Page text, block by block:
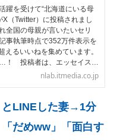
躍を受けて“北海道にいる母
X（Twitter）に投稿されまし
全国の母親が言いたいセリ
事執筆時点で352万件表示を
えるいいねを集めています。
！ 投稿者は、エッセイス…
nlab.itmedia.co.jp
とLINEした妻→1分
だめww」「面白す